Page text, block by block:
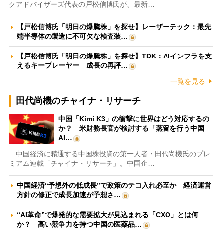
クアドバイザーズ代表の戸松信博氏が、最新…
【戸松信博氏「明日の爆騰株」を探せ】レーザーテック：最先
端半導体の製造に不可欠な検査装…
【戸松信博氏「明日の爆騰株」を探せ】TDK：AIインフラを支
えるキープレーヤー 成長の再評…
一覧を見る
田代尚機のチャイナ・リサーチ
中国「Kimi K3」の衝撃に世界はどう対応するの
か？ 米財務長官が検討する「蒸留を行う中国
AI…
中国経済に精通する中国株投資の第一人者・田代尚機氏のプレ
ミアム連載「チャイナ・リサーチ」。中国企…
中国経済“予想外の低成長”で政策のテコ入れ必至か 経済運営
方針の修正で成長加速が予想さ…
“AI革命”で爆発的な需要拡大が見込まれる「CXO」とは何
か？ 高い競争力を持つ中国の医薬品…